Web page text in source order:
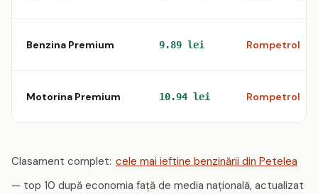
Benzina Premium 9.89 lei Rompetrol
Motorina Premium 10.94 lei Rompetrol
Clasament complet: cele mai ieftine benzinării din Petelea
— top 10 după economia față de media națională, actualizat